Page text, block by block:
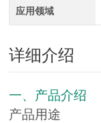
应用领域
详细介绍
一、产品介绍
产品用途